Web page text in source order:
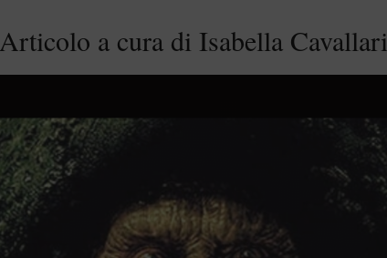
Articolo a cura di Isabella Cavallari